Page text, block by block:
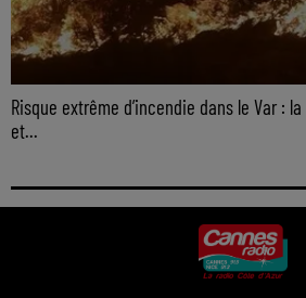
Risque extrême d’incendie dans le Var :
et...